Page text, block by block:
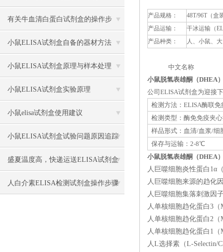
分为多种类型测定
有关牛血清白蛋白试剂盒的操作步
骤，以下有详细说明
小鼠ELISA试剂盒自备的器材方法
小鼠ELISA试剂盒原理与样本处理
小鼠ELISA试剂盒实验原理
小鼠elisa试剂盒使用建议
小鼠ELISA试剂盒试验问题原因追踪
盛夏温度高，快递运送ELISA试剂盒
要做哪些保温保冷措施防止失效？
人白介素ELISA检测试剂盒​操作步骤
产品规格：
48T/96T（盒
产品运输：
干冰运输（
产品种类：
人、小鼠、
中文名称 英
小鼠脱氢表雄酮（DHEA
公司ELISA试剂盒为迎接
检测方法：ELISA酶联免
检测类型：酶免免疫夹
样品形式：血清/血浆/细
保存与运输：2-8℃
小鼠脱氢表雄酮（DHEA
人巨噬细胞炎性蛋白1α
人巨噬细胞来源的趋化
人巨噬细胞集落刺激因
人单核细胞趋化蛋白3
人单核细胞趋化蛋白2
人单核细胞趋化蛋白1
人L选择素（L-Selectin/